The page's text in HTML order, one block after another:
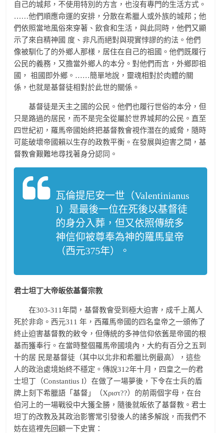
自己的城邦，不使用特別的方言，也沒有專門的生活方式。
……他們順應命運的安排，分散在希臘人或外族的城邦；他
們依照當地風俗來穿著、飲食和生活，與此同時，他們又顯
示了來自精神國 度、非凡而絕對與現實悖謬的約法。他們
像被馴化了的外鄉人那樣，居住在自己的祖國。他們既履行
公民的義務，又擔當外鄉人的本分。對他們而言，外鄉即祖
國， 祖國即外鄉。……簡單地說，靈魂相對於肉體的關
係，也就是基督徒相對於此世的關係。
基督徒是天主之國的公民。他們也履行世俗的本分，但
只是路過的居民，而不是完全從屬於世界城邦的公民。直至
四世紀初，羅馬帝國始終把基督教會視作潛在的威脅，隨時
可能破壞帝國賴以生存的政教平衡。在發展與迫害之間，基
督教會艱難地尋找著身分認同。
瓦倫提尼安一世（Valentinianus
I）是最後一位在死後以基督徒
的身分入葬，但又依照傳統多
神信仰被尊奉為神的羅馬皇帝
（西元375年）。
君士坦丁大帝皈依基督宗教
在303-311年間，基督教會受到極大迫害，成千上萬人
死於非命。西元311 年，西羅馬帝國的四名皇帝之一頒佈了
終止迫害基督教的敕令，但傳統的多神信仰依舊是帝國的根
基而獲奉行。在當時整個羅馬帝國境內，大約有百分之五到
十的居 民是基督徒（其中以北非和希臘比例最高），這些
人的政治處境始終不穩定。傳說312年十月，四皇之一的君
士坦丁（Constantius I）在做了一場夢後，下令在士兵的盾
牌上刻下希臘語「基督」（Χριστ??）的前兩個字母，在台
伯河上的一場戰役中大獲全勝，隨後就皈依了基督教。君士
坦丁的改教及其政治影響常引發後人的諸多解說，而我們不
妨在這裡先回顧一下史實：